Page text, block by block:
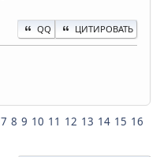
QQ ЦИТИРОВАТЬ
7 8 9 10 11 12 13 14 15 16